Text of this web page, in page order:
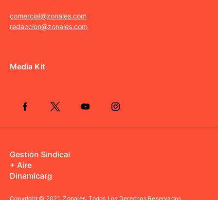
comercial@zonales.com
redaccion@zonales.com
Media Kit
Gestión Sindical
+ Aire
Dinamicarg
Copyright © 2021.Zonales. Todos Los Derechos Reservados.